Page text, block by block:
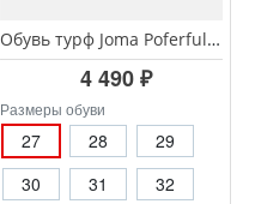
Обувь турф Joma Poferful Tf JR POJS.2606.TFV
4 490 ₽
Размеры обуви
27 28
29
30
31
32